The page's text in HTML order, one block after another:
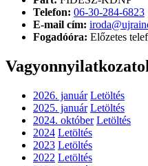
Telefon: 06-30-284-6823
E-mail cím:
Fogadóóra: Előzetes
2026. január Letöltés
2025. január Letöltés
2024. október Letöltés
2024 Letöltés
2023 Letöltés
2022 Letöltés